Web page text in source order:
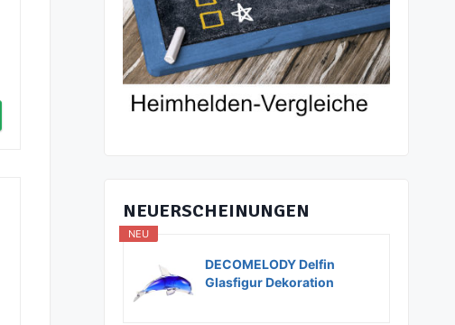
NEUERSCHEINUNGEN
NEU
DECOMELODY Delfin
Glasfigur Dekoration